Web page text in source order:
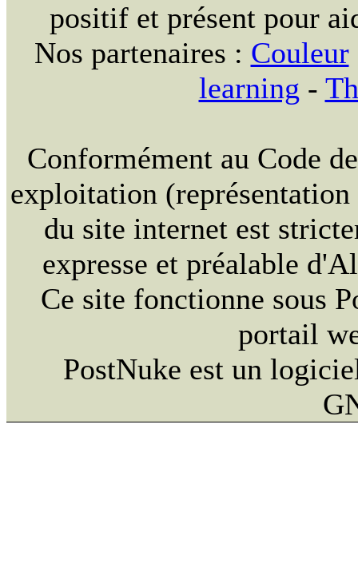
positif et présent pour
Nos partenaires : Couleur
learning -
Conformément au Code
exploitation
du site internet est
expresse et préalable
Ce site fonctionne sous
portail
PostNuke est un